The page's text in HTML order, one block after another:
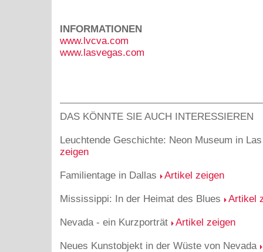
INFORMATIONEN
www.lvcva.com
www.lasvegas.com
DAS KÖNNTE SIE AUCH INTERESSIEREN
Leuchtende Geschichte: Neon Museum in
zeigen
Familientage in Dallas Artikel zeigen
Mississippi: In der Heimat des Blues Artikel
Nevada - ein Kurzporträt Artikel zeigen
Neues Kunstobjekt in der Wüste von Nevada